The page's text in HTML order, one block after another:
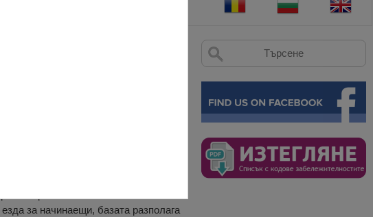
на гр. Берковица. Базата е в
Бързия.
за начинаещи, базата разполага